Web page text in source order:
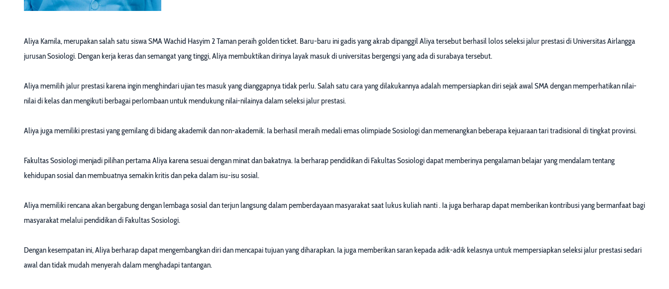
Aliya Kamila, merupakan salah satu siswa SMA Wachid Hasyim 2 Taman peraih golden ticket. Baru-baru ini gadis yang akrab dipanggil Aliya tersebut berhasil lolos seleksi jalur prestasi di Universitas Airlangga
jurusan Sosiologi. Dengan kerja keras dan semangat yang tinggi, Aliya membuktikan dirinya layak masuk di universitas bergengsi yang ada di surabaya tersebut.
Aliya memilih jalur prestasi karena ingin menghindari ujian tes masuk yang dianggapnya tidak perlu. Salah satu cara yang dilakukannya adalah mempersiapkan diri sejak awal SMA dengan memperhatikan nilai-
nilai di kelas dan mengikuti berbagai perlombaan untuk mendukung nilai-nilainya dalam seleksi jalur prestasi.
Aliya juga memiliki prestasi yang gemilang di bidang akademik dan non-akademik. Ia berhasil meraih medali emas olimpiade Sosiologi dan memenangkan beberapa kejuaraan tari tradisional di tingkat provinsi.
Fakultas Sosiologi menjadi pilihan pertama Aliya karena sesuai dengan minat dan bakatnya. Ia berharap pendidikan di Fakultas Sosiologi dapat memberinya pengalaman belajar yang mendalam tentang
kehidupan sosial dan membuatnya semakin kritis dan peka dalam isu-isu sosial.
Aliya memiliki rencana akan bergabung dengan lembaga sosial dan terjun langsung dalam pemberdayaan masyarakat saat lukus kuliah nanti . Ia juga berharap dapat memberikan kontribusi yang bermanfaat bagi
masyarakat melalui pendidikan di Fakultas Sosiologi.
Dengan kesempatan ini, Aliya berharap dapat mengembangkan diri dan mencapai tujuan yang diharapkan. Ia juga memberikan saran kepada adik-adik kelasnya untuk mempersiapkan seleksi jalur prestasi sedari
awal dan tidak mudah menyerah dalam menghadapi tantangan.